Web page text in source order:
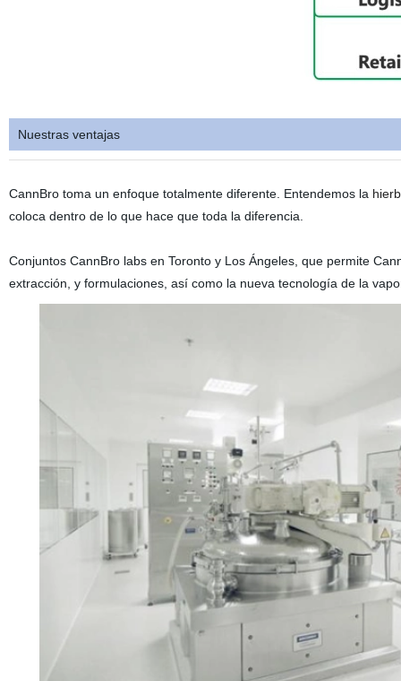
Nuestras ventajas
CannBro toma un enfoque totalmente diferente. Entendemos la
coloca dentro de lo que hace que toda la diferencia.
Conjuntos CannBro labs en Toronto y Los Ángeles, que permite
extracción, y formulaciones, así como la nueva tecnología de la